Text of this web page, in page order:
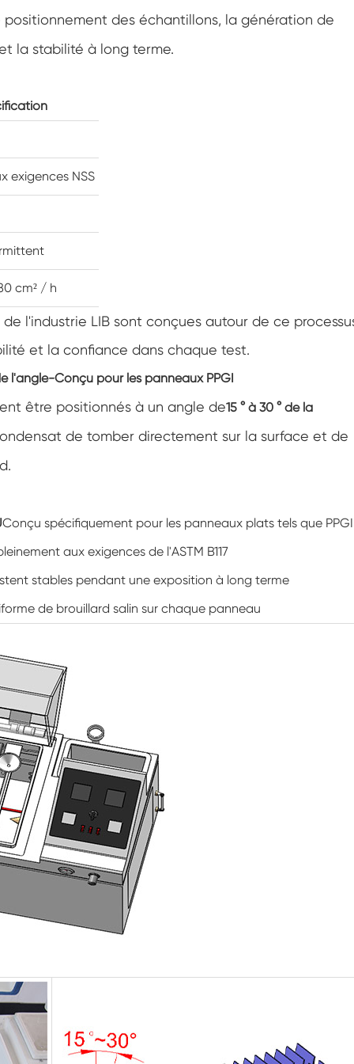
Chambre de climatisation à température
négative
Chambre climatique d'essai de laboratoire
Four de séchage
Chambre du climat froid
Chambre de test de dégradation
photovoltaïque
Marcher dans la chambre d'humidité
Chambre d'humidité froide de chaleur
Chambre de stress environnemental
Chambre environnementale sous-zéro
Équipement d'essai accéléré de durée de
conservation
Chambre de la température Shaker
Cabinet de basse température constante
Chambre de gel dégel
Chambre d'essai de preuve d'explosion
Chambre d'essai de congélation d'humidité
Chambre climatique PV
Chambre d'essai pour modules PV
Chambre d'essai de laboratoire
Chambre environnementale PV
des échantillons, la génération de
la stabilité à long terme.
exigences NSS
cm² / h
l'industrie LIB sont conçues autour de ce
et la confiance dans chaque test.
l'angle-Conçu pour les panneaux PPGI
être positionnés à un angle de15 ° à 30 ° de la
de tomber directement sur la surface et de
Conçu spécifiquement pour les panneaux plats tels que PPGI
aux exigences de l'ASTM B117
stables pendant une exposition à long terme
de brouillard salin sur chaque panneau